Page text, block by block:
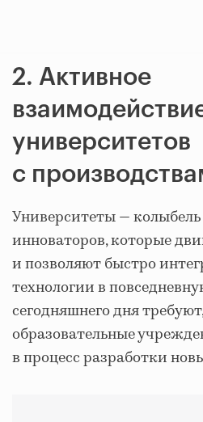
2. Активное
университетов
с
Университеты —
инноваторов, которые
и позволяют быстро
технологии в
сегодняшнего дня
образовательные
в процесс разработки